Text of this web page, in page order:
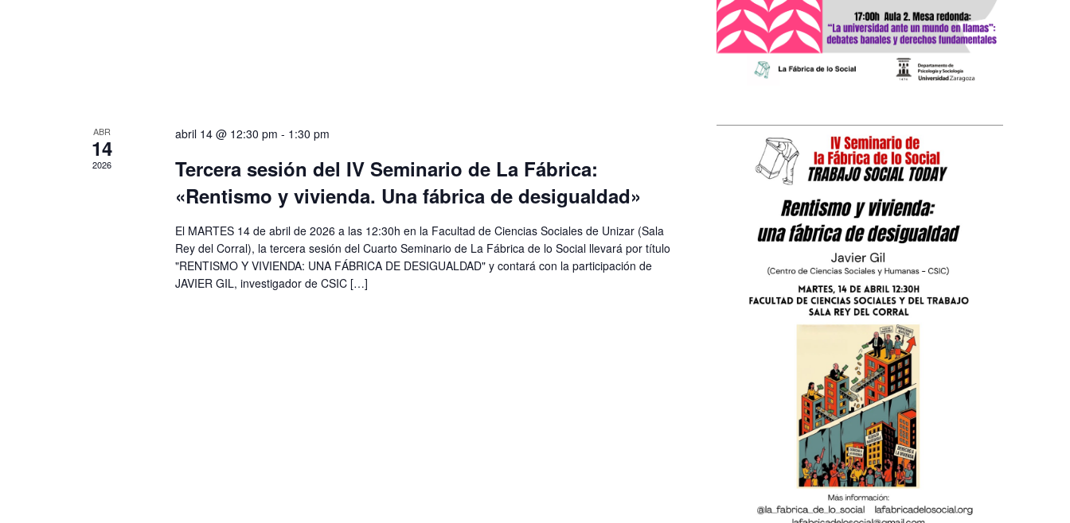
ABR
14
2026
abril 14 @ 12:30 pm - 1:30 pm
Tercera sesión del IV Seminario de La Fábrica:
«Rentismo y vivienda. Una fábrica de desigualdad»
El MARTES 14 de abril de 2026 a las 12:30h en la Facultad de Ciencias Sociales de Unizar (Sala
Rey del Corral), la tercera sesión del Cuarto Seminario de La Fábrica de lo Social llevará por título
"RENTISMO Y VIVIENDA: UNA FÁBRICA DE DESIGUALDAD" y contará con la participación de
JAVIER GIL, investigador de CSIC […]